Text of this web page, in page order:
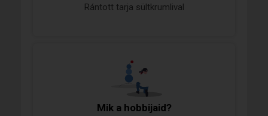
Rántott tarja sültkrumlival
Mik a hobbijaid?